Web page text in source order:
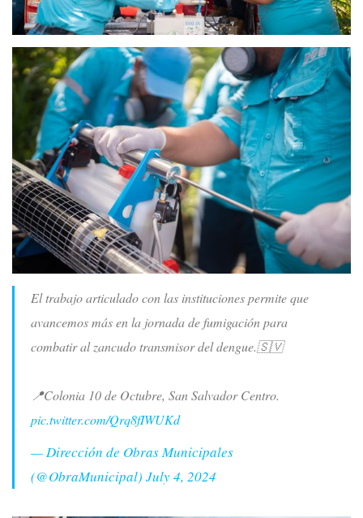
El trabajo articulado con las instituciones permite que
avancemos más en la jornada de fumigación para
combatir al zancudo transmisor del dengue.🇸🇻
📍Colonia 10 de Octubre, San Salvador Centro.
pic.twitter.com/Qrq8fIWUKd
— Dirección de Obras Municipales
(@ObraMunicipal) July 4, 2024